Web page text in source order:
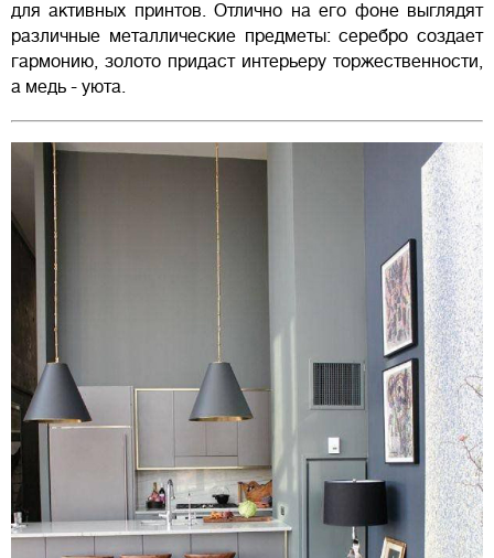
для активных принтов. Отлично на его фоне выглядят
различные металлические предметы: серебро создает
гармонию, золото придаст интерьеру торжественности,
а медь - уюта.